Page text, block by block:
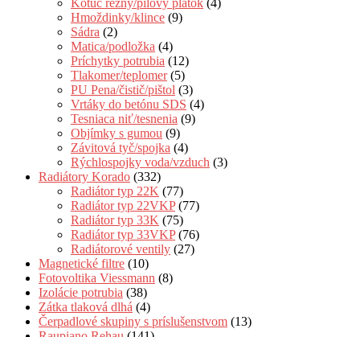
Hmoždinky/klince (9)
Sádra (2)
Matica/podložka (4)
Príchytky potrubia (12)
Tlakomer/teplomer (5)
PU Pena/čistič/pištol (3)
Vrtáky do betónu SDS (4)
Tesniaca niť/tesnenia (9)
Objímky s gumou (9)
Závitová tyč/spojka (4)
Rýchlospojky voda/vzduch (3)
Radiátory Korado (332)
Radiátor typ 22K (77)
Radiátor typ 22VKP (77)
Radiátor typ 33K (75)
Radiátor typ 33VKP (76)
Radiátorové ventily (27)
Magnetické filtre (10)
Fotovoltika Viessmann (8)
Izolácie potrubia (38)
Zátka tlaková dlhá (4)
Čerpadlové skupiny s príslušenstvom (13)